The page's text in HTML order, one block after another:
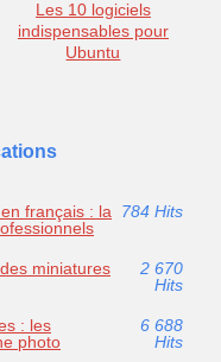
Les 10 logiciels
indispensables pour
Ubuntu
français : la 784 Hits
miniatures
2 670
Hits
: les
photo
6 688
Hits